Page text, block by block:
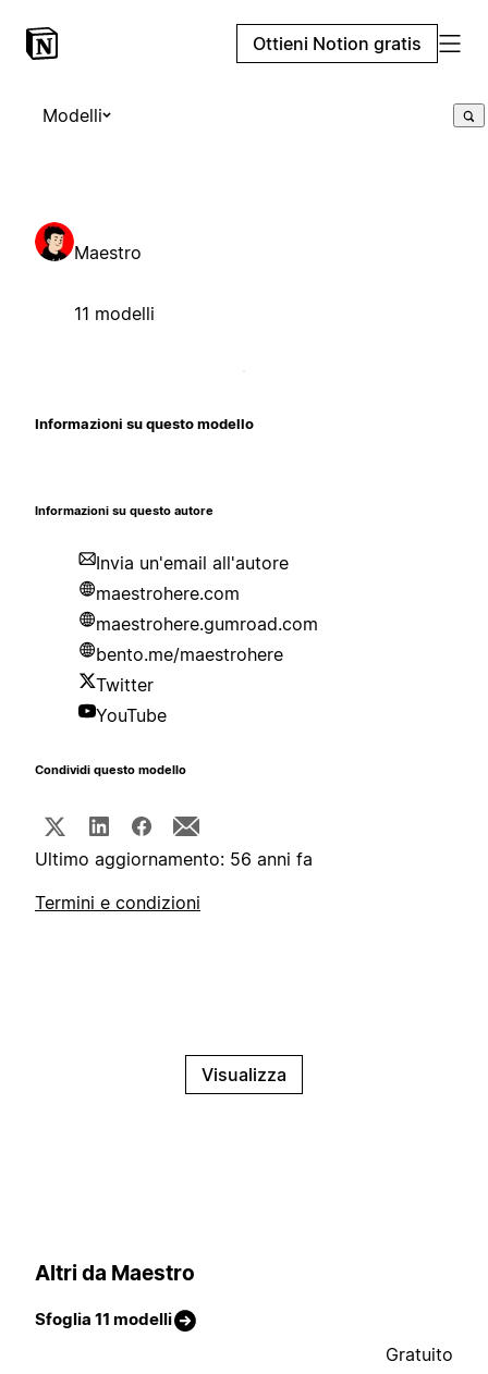
Ottieni Notion gratis
Modelli
Maestro
11 modelli
Informazioni su questo modello
Informazioni su questo autore
Invia un'email all'autore
maestrohere.com
maestrohere.gumroad.com
bento.me/maestrohere
Twitter
YouTube
Condividi questo modello
Ultimo aggiornamento: 56 anni fa
Termini e condizioni
Visualizza
Altri da Maestro
Sfoglia 11 modelli
Gratuito